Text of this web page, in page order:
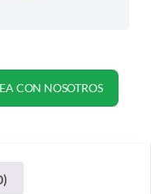
CON NOSOTROS